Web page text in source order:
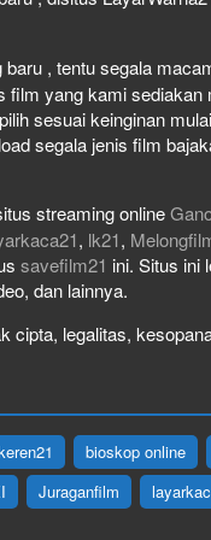
, tentu segala
yang kami
sesuai keinginan
segala jenis film
streaming online
, lk21,
savefilm21 ini. Situs ini
dan lainnya.
legalitas,
bioskop online
Juraganfilm